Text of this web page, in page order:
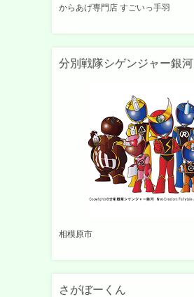
からあげ専門店 すごいっ手羽
分別戦隊シゲンジャー銀河
相模原市
さがぼーくん